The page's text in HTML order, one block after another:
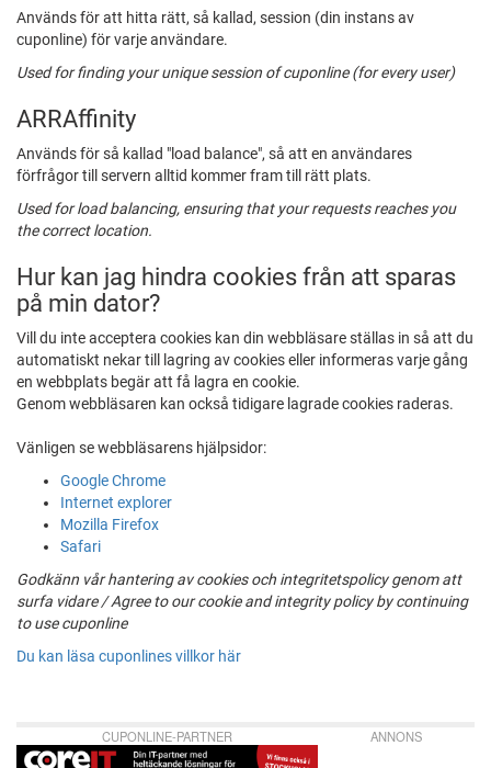
Används för att hitta rätt, så kallad, session (din instans av
cuponline) för varje användare.
Used for finding your unique session of cuponline (for every user)
ARRAffinity
Används för så kallad "load balance", så att en användares
förfrågor till servern alltid kommer fram till rätt plats.
Used for load balancing, ensuring that your requests reaches you
the correct location.
Hur kan jag hindra cookies från att sparas
på min dator?
Vill du inte acceptera cookies kan din webbläsare ställas in så att du
automatiskt nekar till lagring av cookies eller informeras varje gång
en webbplats begär att få lagra en cookie.
Genom webbläsaren kan också tidigare lagrade cookies raderas.
Vänligen se webbläsarens hjälpsidor:
Google Chrome
Internet explorer
Mozilla Firefox
Safari
Godkänn vår hantering av cookies och integritetspolicy genom att
surfa vidare / Agree to our cookie and integrity policy by continuing
to use cuponline
Du kan läsa cuponlines villkor här
CUPONLINE-PARTNER ANNONS